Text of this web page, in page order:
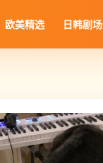
欧美精选 日韩剧场